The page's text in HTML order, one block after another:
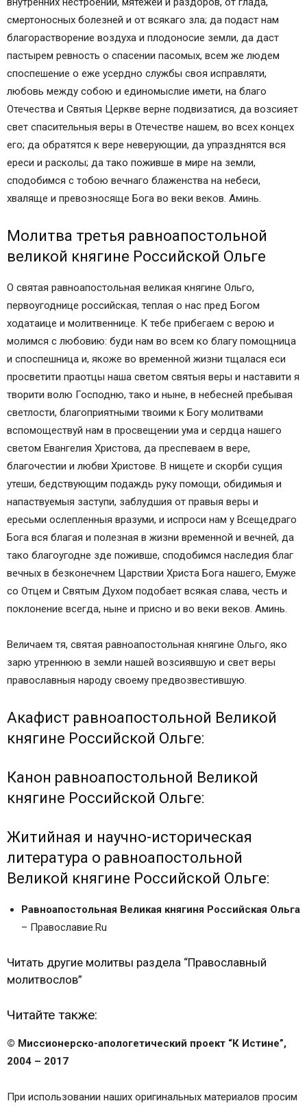
смертоносных болезней и от всякаго зла; да подаст нам
благорастворение воздуха и плодоносие земли, да даст
пастырем ревность о спасении пасомых, всем же людем
споспешение о еже усердно службы своя исправляти,
любовь между собою и единомыслие имети, на благо
Отечества и Святыя Церкве верне подвизатися, да возсияет
свет спасительныя веры в Отечестве нашем, во всех концех
его; да обратятся к вере неверующии, да упразднятся вся
ереси и расколы; да тако поживше в мире на земли,
сподобимся с тобою вечнаго блаженства на небеси,
хваляще и превозносяще Бога во веки веков. Аминь.
Молитва третья равноапостольной
великой княгине Российской Ольге
О святая равноапостольная великая княгине Ольго,
первоугоднице российская, теплая о нас пред Богом
ходатаице и молитвеннице. К тебе прибегаем с верою и
молимся с любовию: буди нам во всем ко благу помощница
и споспешница и, якоже во временной жизни тщалася еси
просветити праотцы наша светом святыя веры и наставити я
творити волю Господню, тако и ныне, в небесней пребывая
светлости, благоприятными твоими к Богу молитвами
вспомоществуй нам в просвещении ума и сердца нашего
светом Евангелия Христова, да преспеваем в вере,
благочестии и любви Христове. В нищете и скорби сущия
утеши, бедствующим подаждь руку помощи, обидимыя и
напаствуемыя заступи, заблудшия от правыя веры и
ересьми ослепленныя вразуми, и испроси нам у Всещедраго
Бога вся благая и полезная в жизни временной и вечней, да
тако благоугодне зде поживше, сподобимся наследия благ
вечных в безконечнем Царствии Христа Бога нашего, Емуже
со Отцем и Святым Духом подобает всякая слава, честь и
поклонение всегда, ныне и присно и во веки веков. Аминь.
Величаем тя, святая равноапостольная княгине Ольго, яко
зарю утреннюю в земли нашей возсиявшую и свет веры
православныя народу своему предвозвестившую.
Акафист равноапостольной Великой
княгине Российской Ольге:
Канон равноапостольной Великой
княгине Российской Ольге:
Житийная и научно-историческая
литература о равноапостольной
Великой княгине Российской Ольге:
Равноапостольная Великая княгиня Российская Ольга
– Православие.Ru
Читать другие молитвы раздела “Православный
молитвослов”
Читайте также:
© Миссионерско-апологетический проект “К Истине”,
2004 – 2017
При использовании наших оригинальных материалов просим